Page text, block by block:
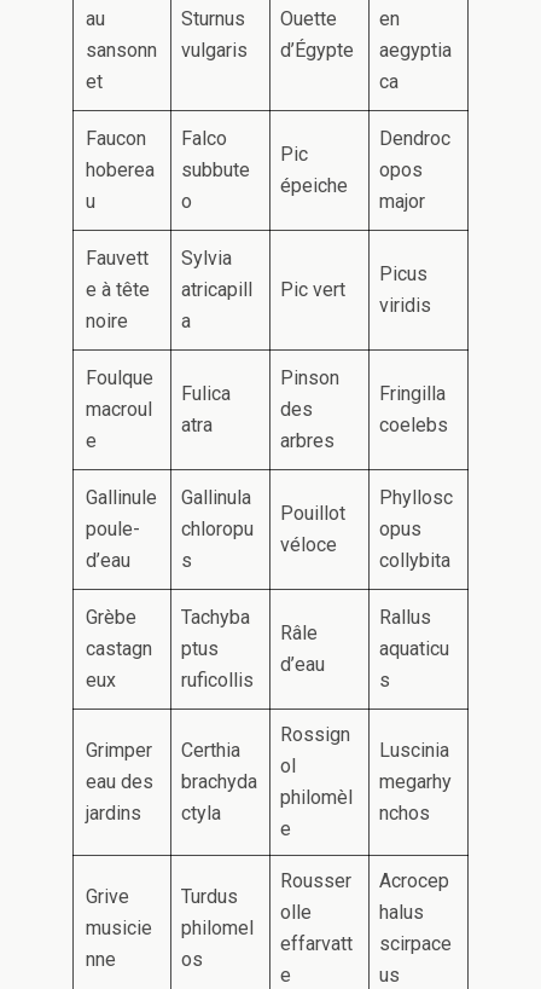
au
sansonn
et
Sturnus
vulgaris
Ouette
d’Égypte
en
aegyptia
ca
Faucon
hoberea
u
Falco
subbute
o
Pic
épeiche
Dendroc
opos
major
Fauvett
e à tête
noire
Sylvia
atricapill
a
Pic vert
Picus
viridis
Foulque
macroul
e
Fulica
atra
Pinson
des
arbres
Fringilla
coelebs
Gallinule
poule-
d’eau
Gallinula
chloropu
s
Pouillot
véloce
Phyllosc
opus
collybita
Grèbe
castagn
eux
Tachyba
ptus
ruficollis
Râle
d’eau
Rallus
aquaticu
s
Grimper
eau des
jardins
Certhia
brachyda
ctyla
Rossign
ol
philomèl
e
Luscinia
megarhy
nchos
Grive
musicie
nne
Turdus
philomel
os
Rousser
olle
effarvatt
e
Acrocep
halus
scirpace
us